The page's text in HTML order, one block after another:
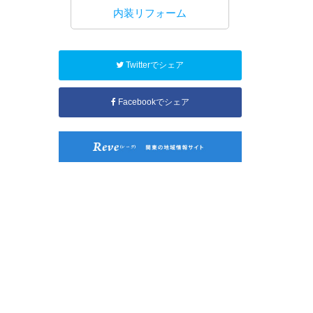
内装リフォーム
Twitterでシェア
Facebookでシェア